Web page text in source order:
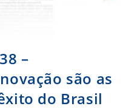
–
são as
do Brasil